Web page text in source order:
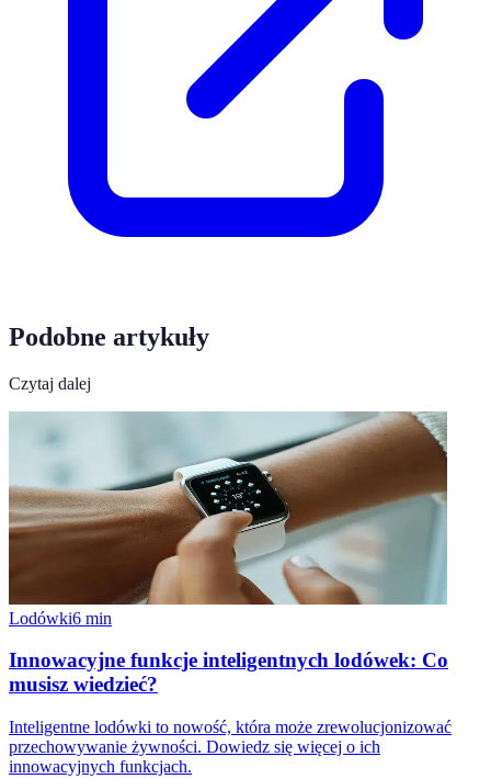
Podobne artykuły
Czytaj dalej
Lodówki6 min
Innowacyjne funkcje inteligentnych lodówek: Co
musisz wiedzieć?
Inteligentne lodówki to nowość, która może zrewolucjonizować
przechowywanie żywności. Dowiedz się więcej o ich
innowacyjnych funkcjach.